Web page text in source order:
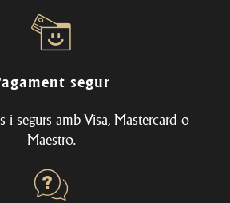
segur
i segurs amb Visa, Mastercard o
Maestro.